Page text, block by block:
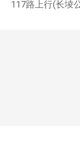
117路上行(长堎